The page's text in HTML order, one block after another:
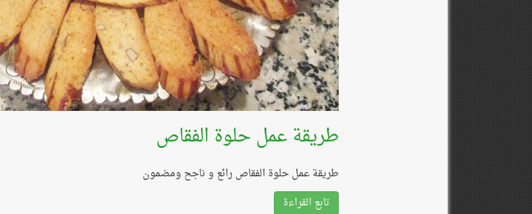
طريقة عمل حلوة الفقاص
طريقة عمل حلوة الفقاص رائع و ناجح ومضمون
تابع القراءة